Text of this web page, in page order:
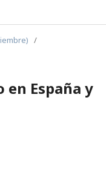
/
España y